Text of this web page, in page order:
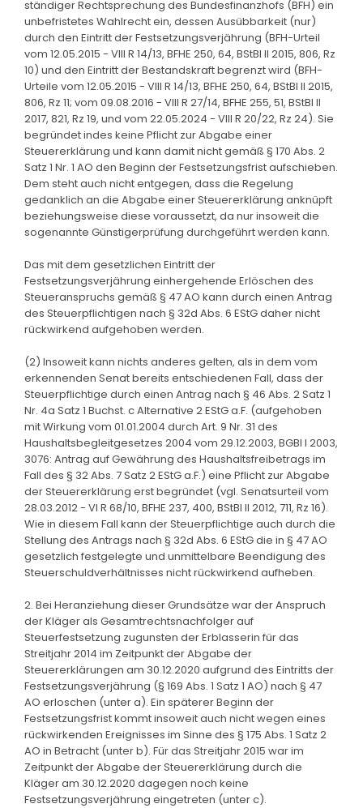
ständiger Rechtsprechung des Bundesfinanzhofs (BFH) ein
unbefristetes Wahlrecht ein, dessen Ausübbarkeit (nur)
durch den Eintritt der Festsetzungsverjährung (BFH-Urteil
vom 12.05.2015 - VIII R 14/13, BFHE 250, 64, BStBl II 2015, 806, Rz
10) und den Eintritt der Bestandskraft begrenzt wird (BFH-
Urteile vom 12.05.2015 - VIII R 14/13, BFHE 250, 64, BStBl II 2015,
806, Rz 11; vom 09.08.2016 - VIII R 27/14, BFHE 255, 51, BStBl II
2017, 821, Rz 19, und vom 22.05.2024 - VIII R 20/22, Rz 24). Sie
begründet indes keine Pflicht zur Abgabe einer
Steuererklärung und kann damit nicht gemäß § 170 Abs. 2
Satz 1 Nr. 1 AO den Beginn der Festsetzungsfrist aufschieben.
Dem steht auch nicht entgegen, dass die Regelung
gedanklich an die Abgabe einer Steuererklärung anknüpft
beziehungsweise diese voraussetzt, da nur insoweit die
sogenannte Günstigerprüfung durchgeführt werden kann.
Das mit dem gesetzlichen Eintritt der
Festsetzungsverjährung einhergehende Erlöschen des
Steueranspruchs gemäß § 47 AO kann durch einen Antrag
des Steuerpflichtigen nach § 32d Abs. 6 EStG daher nicht
rückwirkend aufgehoben werden.
(2) Insoweit kann nichts anderes gelten, als in dem vom
erkennenden Senat bereits entschiedenen Fall, dass der
Steuerpflichtige durch einen Antrag nach § 46 Abs. 2 Satz 1
Nr. 4a Satz 1 Buchst. c Alternative 2 EStG a.F. (aufgehoben
mit Wirkung vom 01.01.2004 durch Art. 9 Nr. 31 des
Haushaltsbegleitgesetzes 2004 vom 29.12.2003, BGBl I 2003,
3076: Antrag auf Gewährung des Haushaltsfreibetrags im
Fall des § 32 Abs. 7 Satz 2 EStG a.F.) eine Pflicht zur Abgabe
der Steuererklärung erst begründet (vgl. Senatsurteil vom
28.03.2012 - VI R 68/10, BFHE 237, 400, BStBl II 2012, 711, Rz 16).
Wie in diesem Fall kann der Steuerpflichtige auch durch die
Stellung des Antrags nach § 32d Abs. 6 EStG die in § 47 AO
gesetzlich festgelegte und unmittelbare Beendigung des
Steuerschuldverhältnisses nicht rückwirkend aufheben.
2. Bei Heranziehung dieser Grundsätze war der Anspruch
der Kläger als Gesamtrechtsnachfolger auf
Steuerfestsetzung zugunsten der Erblasserin für das
Streitjahr 2014 im Zeitpunkt der Abgabe der
Steuererklärungen am 30.12.2020 aufgrund des Eintritts der
Festsetzungsverjährung (§ 169 Abs. 1 Satz 1 AO) nach § 47
AO erloschen (unter a). Ein späterer Beginn der
Festsetzungsfrist kommt insoweit auch nicht wegen eines
rückwirkenden Ereignisses im Sinne des § 175 Abs. 1 Satz 2
AO in Betracht (unter b). Für das Streitjahr 2015 war im
Zeitpunkt der Abgabe der Steuererklärung durch die
Kläger am 30.12.2020 dagegen noch keine
Festsetzungsverjährung eingetreten (unter c).